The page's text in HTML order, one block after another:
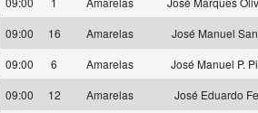
09:00
16 Amarelas
José Manuel
09:00
6 Amarelas
José Manuel P.
09:00
12 Amarelas
José Eduardo